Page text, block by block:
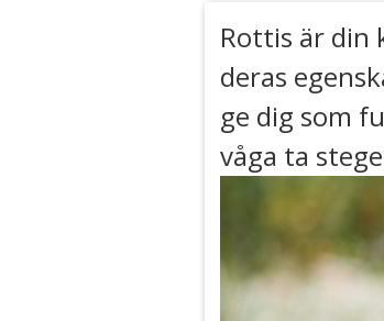
Rottis är din
deras
ge dig som
våga ta